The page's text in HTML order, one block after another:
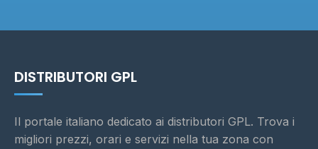
DISTRIBUTORI GPL
Il portale italiano dedicato ai distributori GPL. Trova i
migliori prezzi, orari e servizi nella tua zona con